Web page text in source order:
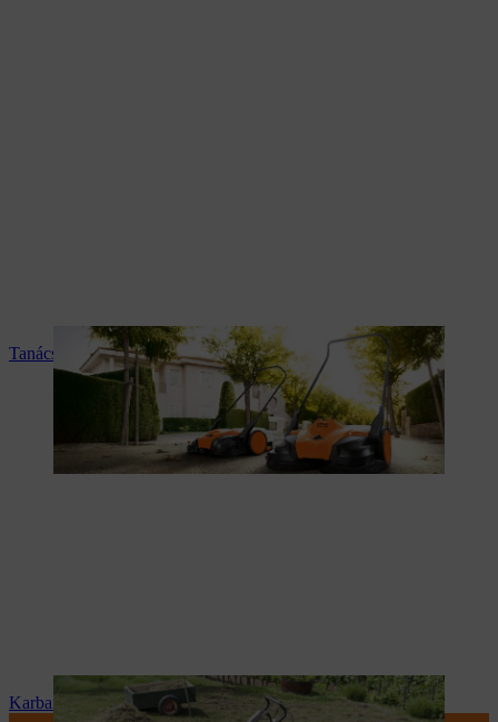
Tanácsadás és termékismertetés
Karbantartás és javítás